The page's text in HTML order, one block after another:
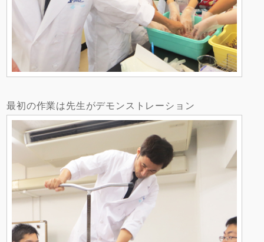
最初の作業は先生がデモンストレーション